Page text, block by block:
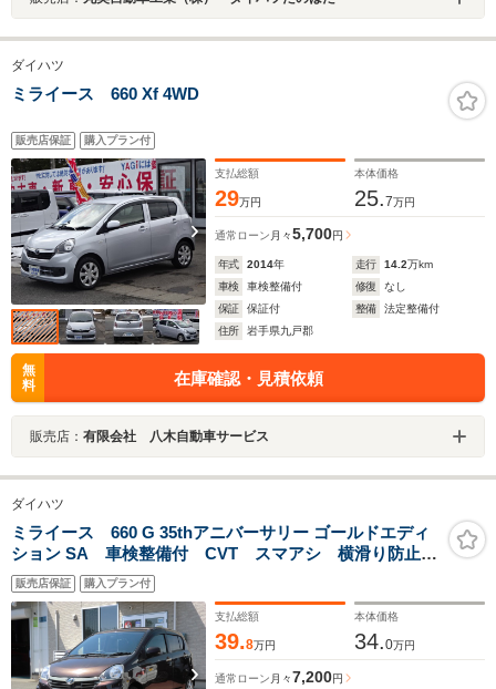
ダイハツ
ミライース 660 Xf 4WD
販売店保証 購入プラン付
支払総額
29万円
本体価格
25.7万円
通常ローン 月々5,700円
年式 2014年 走行 14.2万km
車検
車検整備付 修復
なし
保証
保証付 整備
法定整備付
住所
岩手県九戸郡
無
料
在庫確認・見積依頼
販売店： 有限会社 八木自動車サービス
ダイハツ
ミライース 660 G 35thアニバーサリー ゴールドエディ
ション SA 車検整備付 CVT スマアシ 横滑り防止装
置 アイドリングストップ 純正CD 純正アルミ 特別
仕様車 キーレスエントリー プライバシーガラス
販売店保証 購入プラン付
支払総額
39.8万円
本体価格
34.0万円
通常ローン 月々7,200円